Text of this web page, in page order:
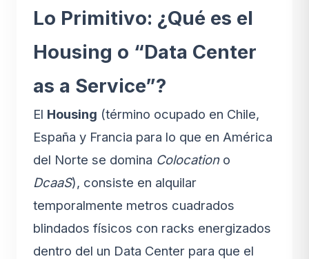
Lo Primitivo: ¿Qué es el
Housing o “Data Center
as a Service”?
El Housing (término ocupado en Chile,
España y Francia para lo que en América
del Norte se domina Colocationo
DcaaS), consiste en alquilar
temporalmente metros cuadrados
blindados físicos con racks energizados
dentro del un Data Center para que el